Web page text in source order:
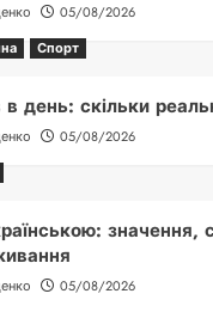
05/08/2026
Спорт
день: скільки
05/08/2026
значення,
05/08/2026